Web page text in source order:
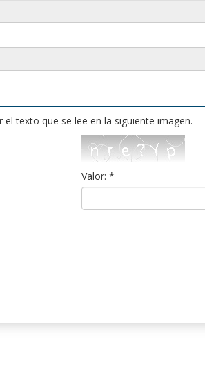
texto que se lee en la siguiente imagen.
Valor: *